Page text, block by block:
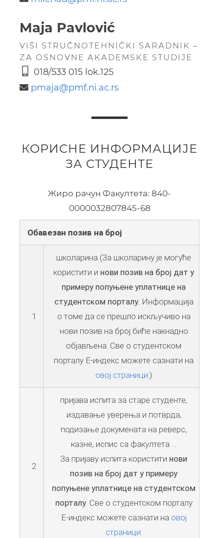
Maja Pavlović
VIŠI STRUČNOTEHNIČKI SARADNIK –
ZA OSNOVNE AKADEMSKE STUDIJE
018/533 015 lok.125
pmaja@pmf.ni.ac.rs
КОРИСНЕ ИНФОРМАЦИЈЕ
ЗА СТУДЕНТЕ
Жиро рачун Факултета: 840-
0000032807845-68
Обавезан позив на број
1
школарина (За школарину је могуће
користити и нови позив на број дат у
примеру попуњене уплатнице на
студентском порталу. Информација
о томе да се прешло искључиво на
нови позив на број биће накнадно
објављена. Све о студентском
порталу Е-индекс можете сазнати на
овој страници .)
2
пријава испита за старе студенте,
издавање уверења и потврда,
подизање докумената на реверс,
казне, испис са факултета …
За пријаву испита користити нови
позив на број дат у примеру
попуњене уплатнице на студентском
порталу. Све о студентском порталу
Е-индекс можете сазнати на овој
страници